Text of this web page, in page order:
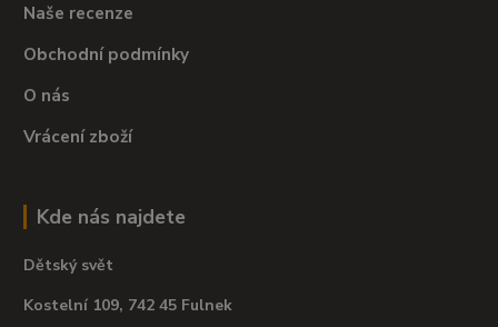
Naše recenze
Obchodní podmínky
O nás
Vrácení zboží
Kde nás najdete
Dětský svět
Kostelní 109, 742 45 Fulnek